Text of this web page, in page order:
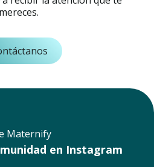
mereces.
Maternify
en Instagram